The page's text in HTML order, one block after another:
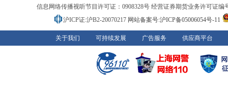
信息网络传播视听节目许可证：0908328号 经营证券期货业务许可证编
沪ICP证:沪B2-20070217 网站备案号:沪ICP备05006054号-11
关于我们 可持续发展 广告服务 供应商平台